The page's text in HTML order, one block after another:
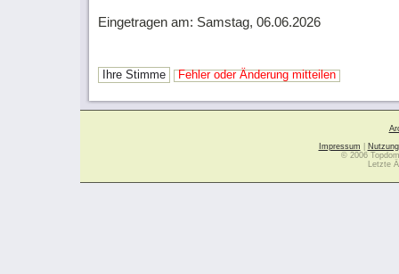
Eingetragen am: Samstag, 06.06.2026
Ihre Stimme Fehler oder Änderung mitteilen
Impressum
© 2006
Letzte